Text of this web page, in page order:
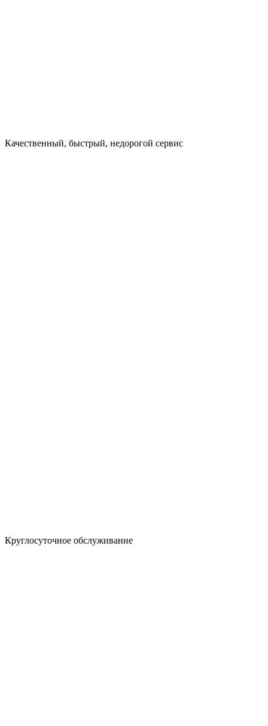
Качественный, быстрый, недорогой сервис
Круглосуточное обслуживание